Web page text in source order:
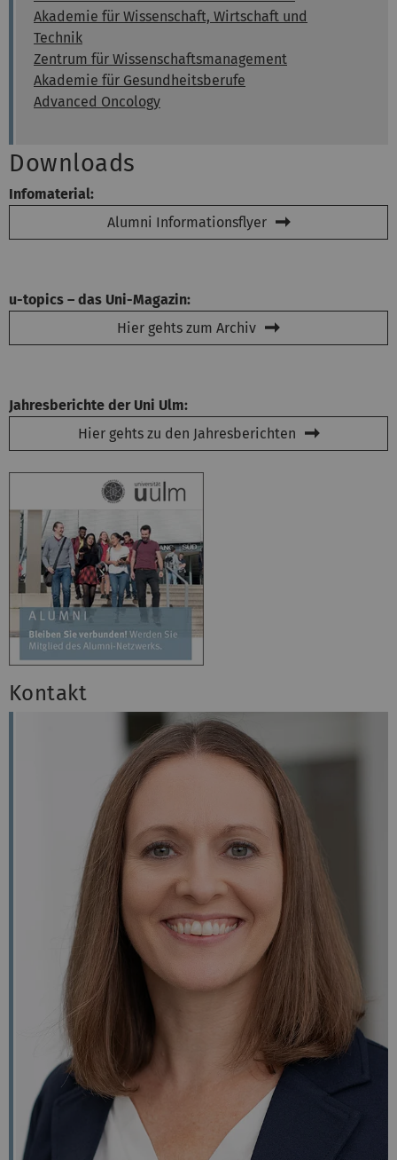
Akademie für Wissenschaft, Wirtschaft und
Technik
Zentrum für Wissenschaftsmanagement
Akademie für Gesundheitsberufe
Advanced Oncology
Downloads
Infomaterial:
Alumni Informationsflyer
u-topics – das Uni-Magazin:
Hier gehts zum Archiv
Jahresberichte der Uni Ulm:
Hier gehts zu den Jahresberichten
Kontakt